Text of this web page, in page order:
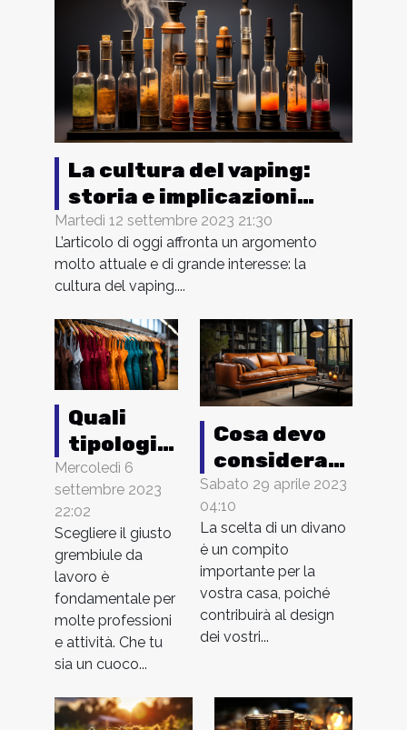
La cultura del vaping:
storia e implicazioni
sociali delle sigarette
elettroniche
Martedì 12 settembre 2023 21:30
L’articolo di oggi affronta un argomento
molto attuale e di grande interesse: la
cultura del vaping....
Quali
tipologie
di
grembiuli
da lavoro
scegliere
?
Mercoledì 6
settembre 2023
22:02
Scegliere il giusto
grembiule da
lavoro è
fondamentale per
molte professioni
e attività. Che tu
sia un cuoco...
Cosa devo
considerare
quando
scelgo un
divano ?
Sabato 29 aprile 2023
04:10
La scelta di un divano
è un compito
importante per la
vostra casa, poiché
contribuirà al design
dei vostri...